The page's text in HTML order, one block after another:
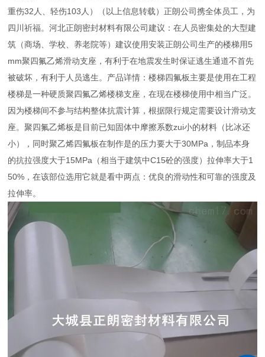
重伤32人、轻伤103人）（以上信息转载）正朗公司携全体员工，为
四川祈福。河北正朗密封材料有限公司建议：在人员密集处的大型建
筑（商场、学校、养老院等）建议使用安装正朗公司生产的楼梯用5
mm聚四氟乙烯滑动支座，有利于在地震发生时保证逃生通道不首先
被破坏，有利于人员逃生。产品详情：楼梯四氟板主要是使用在工程
楼梯是一种硬质聚四氟乙烯楼梯支座，在现在楼梯使用中相当广泛。
因为楼梯间不参与结构整体抗震计算，根据限行规定需要设计滑动支
座。聚四氟乙烯板是目前已知固体中摩擦系数zui小的材料（比冰还
小），同时聚乙烯四氟板在制作是的压力要大于30MPa，制品本身
的抗拉强度大于15MPa（相当于建筑中C15砼的强度）拉伸率大于1
50%，在该部位选用它就是看中两点：优良的滑动性和可靠的强度及
拉伸率。